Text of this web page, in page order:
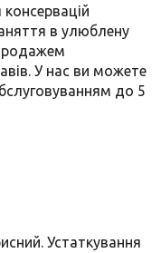
в улюблену
У нас ви можете
до 5
Устаткування